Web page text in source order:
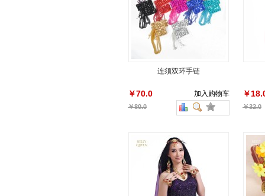
连须双环手链
￥70.0 加入购物车
￥80.0
￥
￥32.0